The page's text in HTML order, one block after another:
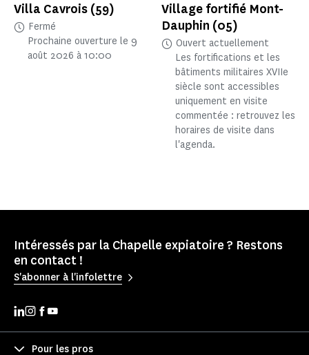
Villa Cavrois (59)
Fermé
Prochaine ouverture le 9
août 2026 à 10:00
Village fortifié Mont-
Dauphin (05)
Ouvert actuellement
Les fortifications et les
bâtiments militaires XVIIe
siècle sont accessibles
uniquement en visite
commentée : retrouvez les
horaires de visite dans
l'agenda.
Intéressés par la Chapelle expiatoire ? Restons
en contact !
S'abonner à l'infolettre
Pour les pros